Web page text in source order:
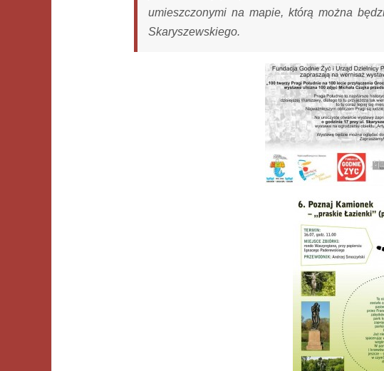
umieszczonymi na mapie, którą można
Skaryszewskiego.